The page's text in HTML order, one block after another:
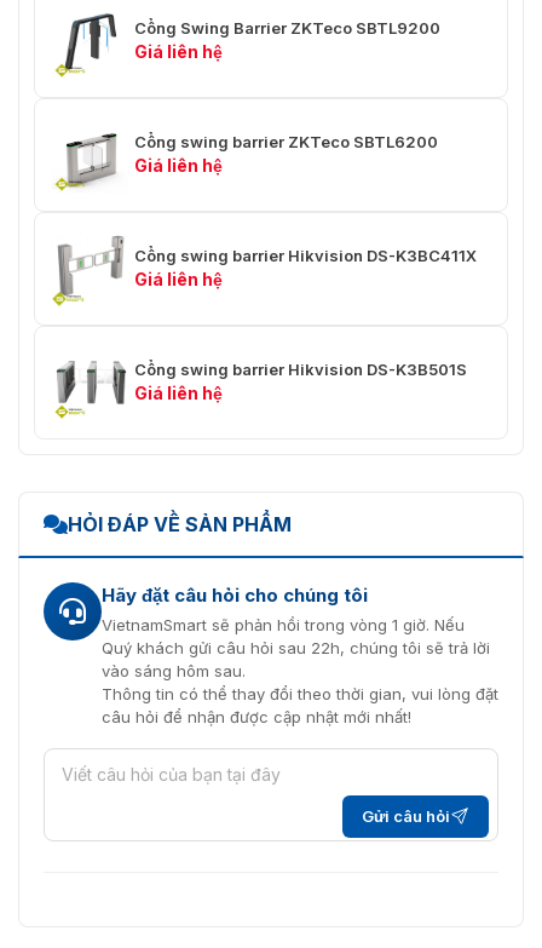
Cổng Swing Barrier ZKTeco SBTL9200
Giá liên hệ
Cổng swing barrier ZKTeco SBTL6200
Giá liên hệ
Cổng swing barrier Hikvision DS-K3BC411X
Giá liên hệ
Cổng swing barrier Hikvision DS-K3B501S
Giá liên hệ
HỎI ĐÁP VỀ SẢN PHẨM
Hãy đặt câu hỏi cho chúng tôi
VietnamSmart sẽ phản hồi trong vòng 1 giờ. Nếu
Quý khách gửi câu hỏi sau 22h, chúng tôi sẽ trả lời
vào sáng hôm sau.
Thông tin có thể thay đổi theo thời gian, vui lòng đặt
câu hỏi để nhận được cập nhật mới nhất!
Gửi câu hỏi